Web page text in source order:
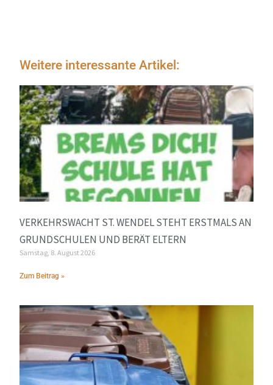
Weitere interessante Artikel:
VERKEHRSWACHT ST. WENDEL STEHT ERSTMALS AN
GRUNDSCHULEN UND BERÄT ELTERN
Samstag, 8. August 2026
Zum Beitrag »